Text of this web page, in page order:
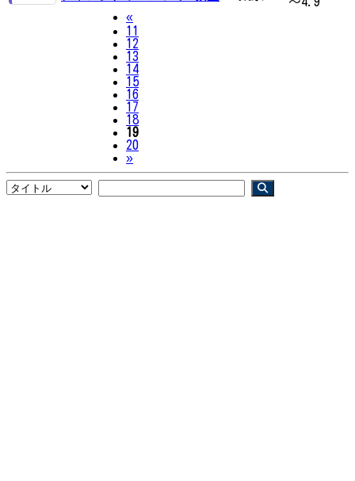
«Previous
11
12
13
14
15
16
17
18
19
20
»Next